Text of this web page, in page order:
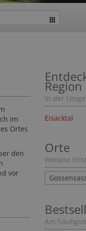
im
Ortes
den
vor
Region
In der
Eisacktal
Orte
Weitere
Am